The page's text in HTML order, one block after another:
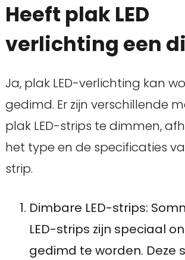
Heeft plak LED
verlichting een
Ja, plak LED-verlichting kan
gedimd. Er zijn verschillende
plak LED-strips te dimmen,
het type en de specificaties
strip.
Dimbare LED-strips:
LED-strips zijn speciaal
gedimd te worden. Deze